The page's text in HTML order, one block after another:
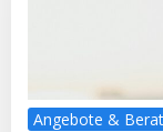
Angebote &